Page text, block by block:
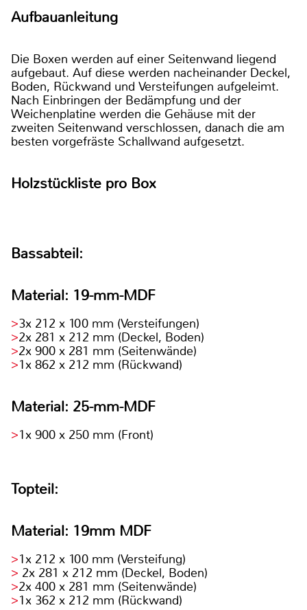
Aufbauanleitung
Die Boxen werden auf einer Seitenwand liegend
aufgebaut. Auf diese werden nacheinander Deckel,
Boden, Rückwand und Versteifungen aufgeleimt.
Nach Einbringen der Bedämpfung und der
Weichenplatine werden die Gehäuse mit der
zweiten Seitenwand verschlossen, danach die am
besten vorgefräste Schallwand aufgesetzt.
Holzstückliste pro Box
Bassabteil:
Material: 19-mm-MDF
3x 212 x 100 mm (Versteifungen)
2x 281 x 212 mm (Deckel, Boden)
2x 900 x 281 mm (Seitenwände)
1x 862 x 212 mm (Rückwand)
Material: 25-mm-MDF
1x 900 x 250 mm (Front)
Topteil:
Material: 19mm MDF
1x 212 x 100 mm (Versteifung)
2x 281 x 212 mm (Deckel, Boden)
2x 400 x 281 mm (Seitenwände)
1x 362 x 212 mm (Rückwand)